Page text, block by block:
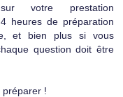
votre prestation
heures de préparation
et bien plus si vous
question doit être
préparer !